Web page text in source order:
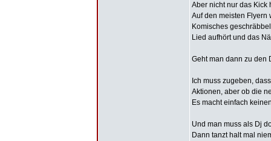
Aber nicht nur das Kick
Auf den meisten Flyern
Komisches
Lied aufhört und das
Geht man dann zu den
Ich muss zugeben,
Aktionen, aber ob die
Es macht einfach
Und man muss als Dj
Dann tanzt halt mal